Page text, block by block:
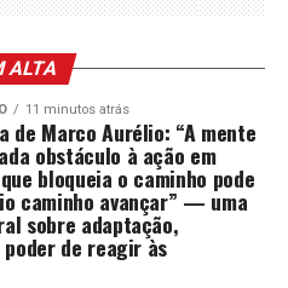
ALTA
11 minutos atrás
de Marco Aurélio: “A mente
obstáculo à ação em
bloqueia o caminho pode
caminho avançar” — uma
sobre adaptação,
de reagir às